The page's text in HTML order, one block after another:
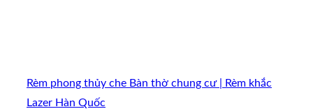
Rèm phong thủy che Bàn thờ chung cư | Rèm khắc
Lazer Hàn Quốc